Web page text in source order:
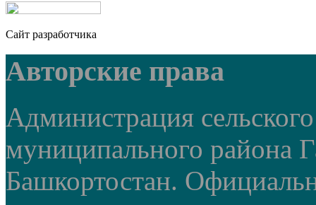
Сайт разработчика
Авторские права
Администрация
муниципального района
Башкортостан.